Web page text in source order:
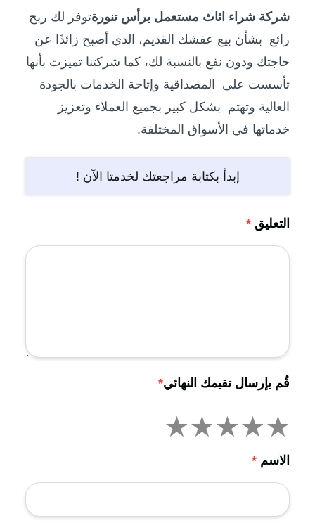
شركة شراء اثاث مستعمل برأس تنورةتوفر لك ربح
رائع بشأن بيع عفشك القديم، الذي أصبح زائدًا عن
حاجتك ودون نفع بالنسبة لك، كما شركتنا تميزت بأنها
تأسست على المصداقية وإتاحة الخدمات بالجودة
العالية وتهتم بشكل كبير بجميع العملاء وتعزيز
خدماتها في الأسواق المختلفة.
إبدأ بكتابة مراجعتك لخدمتا الآن !
التعليق *
قُم بإرسال تقيمك النهائي*
الاسم *